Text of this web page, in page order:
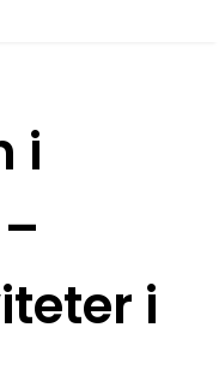
i
i